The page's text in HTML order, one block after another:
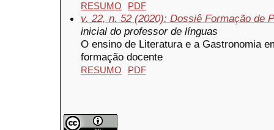
RESUMO PDF
v. 22, n. 52 (2020): Dossiê Formação de
inicial do professor de línguas
O ensino de Literatura e a Gastronomia
formação docente
RESUMO PDF